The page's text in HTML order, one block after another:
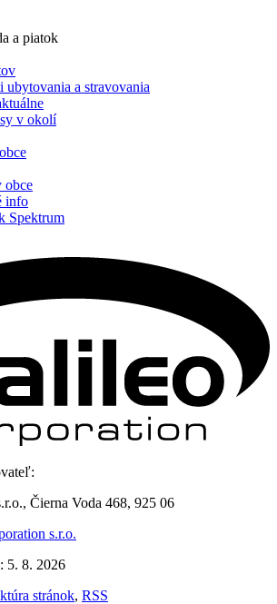
a piatok
ubytovania a stravovania
v okolí
obce
info
Spektrum
Čierna Voda 468, 925 06
s.r.o.
5. 8. 2026
stránok, RSS